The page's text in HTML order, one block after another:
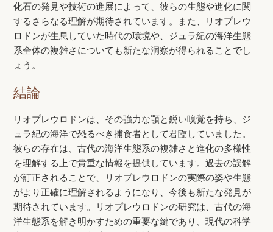
化石の発見や技術の進展によって、彼らの生態や進化に関
するさらなる理解が期待されています。また、リオプレウ
ロドンが生息していた時代の環境や、ジュラ紀の海洋生態
系全体の複雑さについても新たな洞察が得られることでし
ょう。
結論
リオプレウロドンは、その強力な顎と鋭い嗅覚を持ち、ジ
ュラ紀の海洋で恐るべき捕食者として君臨していました。
彼らの存在は、古代の海洋生態系の複雑さと進化の多様性
を理解する上で貴重な情報を提供しています。過去の誤解
が訂正されることで、リオプレウロドンの実際の姿や生態
がより正確に理解されるようになり、今後も新たな発見が
期待されています。リオプレウロドンの研究は、古代の海
洋生態系を解き明かすための重要な鍵であり、現代の科学